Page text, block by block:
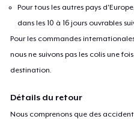
Pour tous les autres pays
dans les 10 à 16 jours ouvrables
Pour les commandes
nous ne suivons pas les colis une
destination.
Détails du retour
Nous comprenons que des